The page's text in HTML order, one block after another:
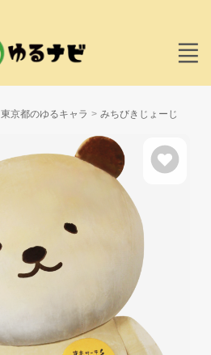
東京都のゆるキャラ みちびきじょーじ